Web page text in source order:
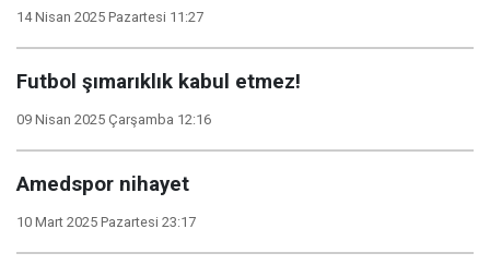
14 Nisan 2025 Pazartesi 11:27
Futbol şımarıklık kabul etmez!
09 Nisan 2025 Çarşamba 12:16
Amedspor nihayet
10 Mart 2025 Pazartesi 23:17